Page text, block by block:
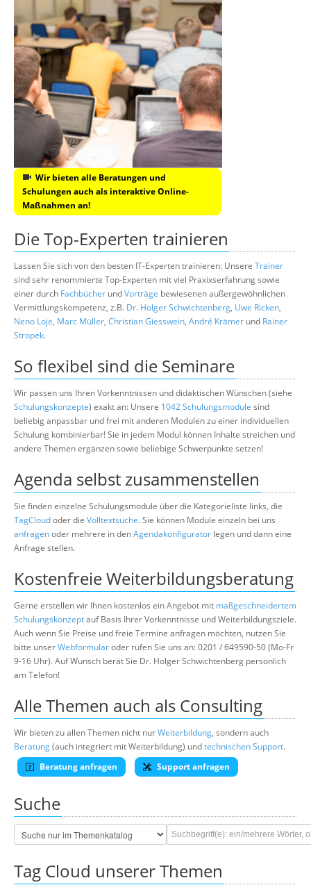
Wir bieten alle Beratungen und
Schulungen auch als interaktive Online-
Maßnahmen an!
Die Top-Experten trainieren
Lassen Sie sich von den besten IT-Experten trainieren: Unsere Trainer
sind sehr renommierte Top-Experten mit viel Praxixserfahrung sowie
einer durch Fachbücher undVorträge bewiesenen außergewöhnlichen
Vermittlungskompetenz, z.B. Dr. Holger Schwichtenberg, Uwe Ricken,
Neno Loje, Marc Müller, Christian Giesswein, André Krämer und Rainer
Stropek.
So flexibel sind die Seminare
Wir passen uns Ihren Vorkenntnissen und didaktischen Wünschen (siehe
Schulungskonzepte) exakt an: Unsere 1042 Schulungsmodule sind
beliebig anpassbar und frei mit anderen Modulen zu einer individuellen
Schulung kombinierbar! Sie in jedem Modul können Inhalte streichen und
andere Themen ergänzen sowie beliebige Schwerpunkte setzen!
Agenda selbst zusammenstellen
Sie finden einzelne Schulungsmodule über die Kategorieliste links, die
TagCloudoder die Volltextsuche. Sie können Module einzeln bei uns
anfragenoder mehrere in denAgendakonfigurator legen und dann eine
Anfrage stellen.
Kostenfreie Weiterbildungsberatung
Gerne erstellen wir Ihnen kostenlos ein Angebot mit maßgeschneidertem
Schulungskonzeptauf Basis Ihrer Vorkenntnisse und Weiterbildungsziele.
Auch wenn Sie Preise und freie Termine anfragen möchten, nutzen Sie
bitte unserWebformularoder rufen Sie uns an: 0201 / 649590-50 (Mo-Fr
9-16 Uhr). Auf Wunsch berät Sie Dr. Holger Schwichtenberg persönlich
am Telefon!
Alle Themen auch als Consulting
Wir bieten zu allen Themen nicht nurWeiterbildung, sondern auch
Beratung(auch integriert mit Weiterbildung) undtechnischen Support.
Beratung anfragen
Support anfragen
Suche
Tag Cloud unserer Themen